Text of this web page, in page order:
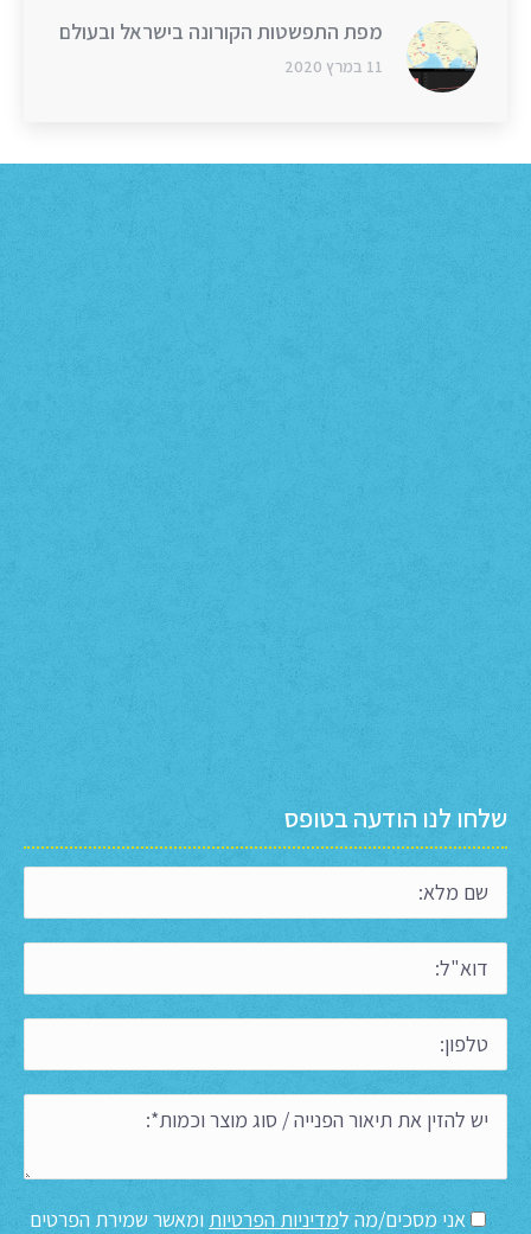
מפת התפשטות הקורונה בישראל ובעולם
11 במרץ 2020
שלחו לנו הודעה בטופס
אני מסכים/מה למדיניות הפרטיות ומאשר שמירת הפרטים